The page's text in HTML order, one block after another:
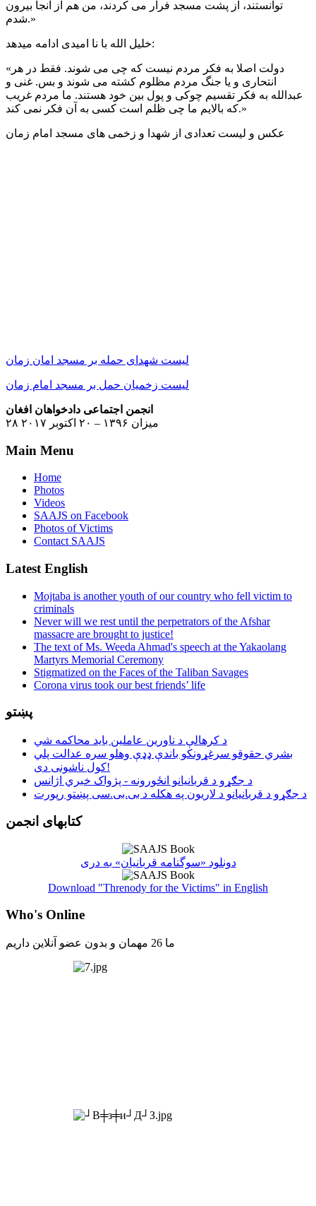
توانستند، از پشت مسجد فرار می کردند، من هم از آنجا بیرون
شدم.»
خلیل الله با نا امیدی ادامه میدهد:
«دولت اصلا به فکر مردم نیست که چی می شوند. فقط در هر
انتحاری و یا جنگ مردم مظلوم کشته می شوند و بس. غنی و
عبدالله به فکر تقسیم چوکی و پول بین خود هستند. ما مردم غریب
که بالایم ما چی ظلم است کسی به آن فکر نمی کند.»
عکس و لیست تعدادی از شهدا و زخمی های مسجد امام زمان
لیست شهدای حمله بر مسجد امان زمان
لیست زخمیان حمل بر مسجد امام زمان
انجمن اجتماعی دادخواهان افغان
۲۸ میزان ۱۳۹۶ – ۲۰ اکتوبر ۲۰۱۷
Main Menu
Home
Photos
Videos
SAAJS on Facebook
Photos of Victims
Contact SAAJS
Latest English
Mojtaba is another youth of our country who fell victim to
criminals
Never will we rest until the perpetrators of the Afshar
massacre are brought to justice!
The text of Ms. Weeda Ahmad's speech at the Yakaolang
Martyrs Memorial Ceremony
Stigmatized on the Faces of the Taliban Savages
Corona virus took our best friends’ life
پښتو
د کرهالې د ناورین عاملین باید محاکمه شي
بشري حقوقو سرغړونکو باندې ډډې وهلو سره عدالت پلي
کول ناشونی دی!
د جګړو د قربانیانو انځورونه - پژواک خبري اژانس
د جګړو د قربانیانو د لاریون په هکله د بی.بی.سی پښتو رپورت
کتابهای انجمن
دونلود «سوگنامه قربانیان» به دری
Download "Threnody for the Victims" in English
Who's Online
ما 26 مهمان و بدون عضو آنلاین داریم